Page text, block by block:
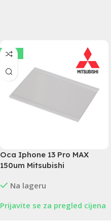
-25%
Oca Iphone 13 Pro MAX
150um Mitsubishi
Na lageru
Prijavite se za pregled cijena